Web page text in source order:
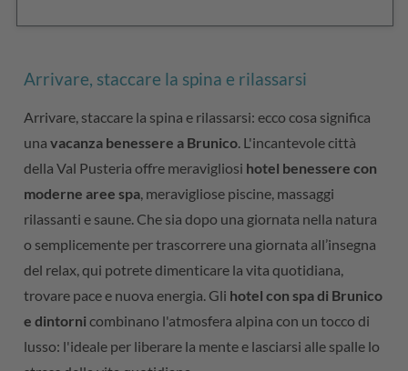
Arrivare, staccare la spina e rilassarsi
Arrivare, staccare la spina e rilassarsi: ecco cosa significa
unavacanza benessere a Brunico . L'incantevole città
della Val Pusteria offre meravigliosi hotel benessere con
moderne aree spa , meravigliose piscine, massaggi
rilassanti e saune. Che sia dopo una giornata nella natura
o semplicemente per trascorrere una giornata all’insegna
del relax, qui potrete dimenticare la vita quotidiana,
trovare pace e nuova energia. Gli hotel con spa di Brunico
e dintorni combinano l'atmosfera alpina con un tocco di
lusso: l'ideale per liberare la mente e lasciarsi alle spalle lo